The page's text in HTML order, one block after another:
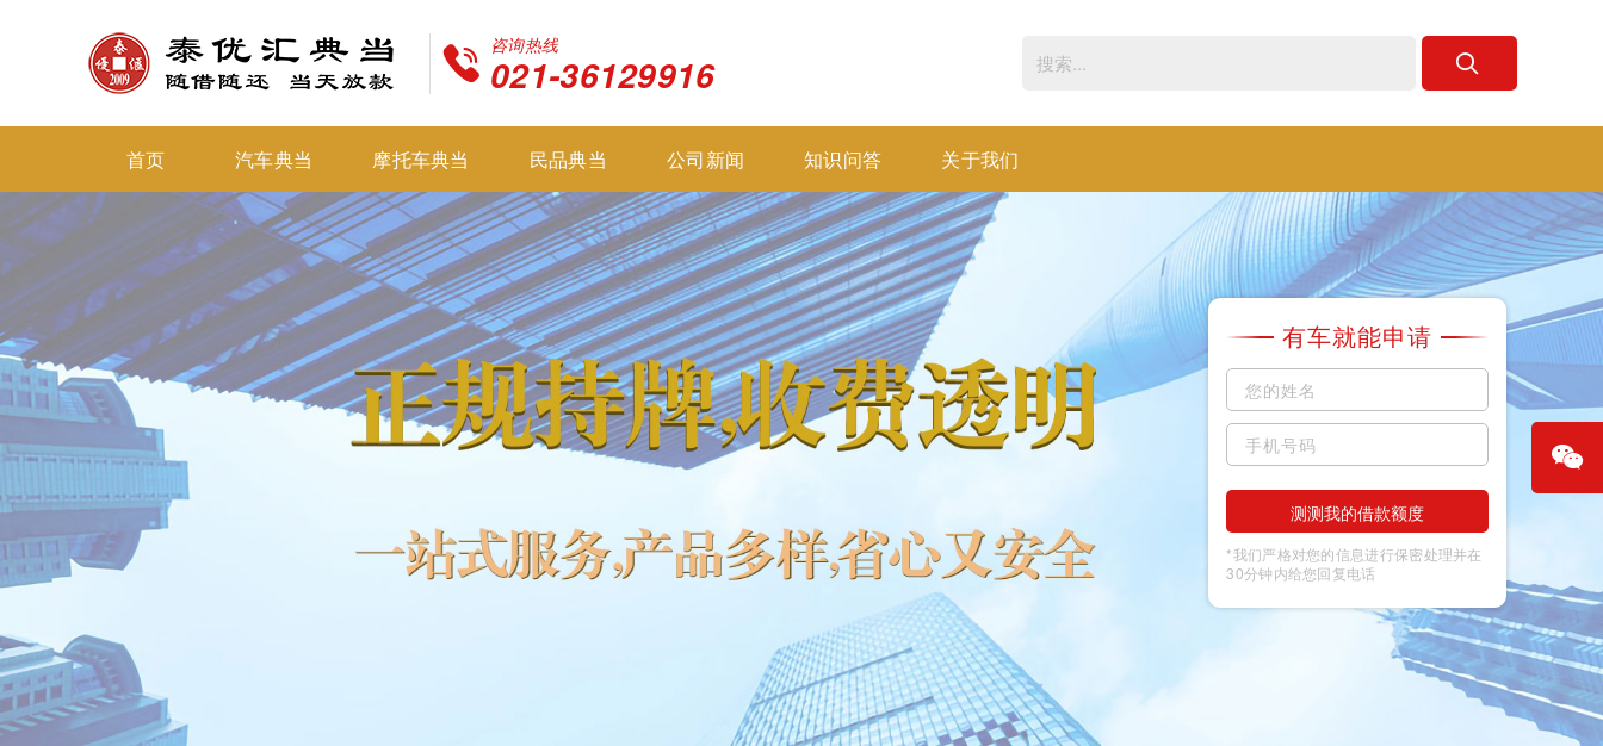
咨询热线
021-36129916
首页 汽车典当 摩托车典当 民品典当 公司新闻 知识问答 关于我们
有车就能申请
测测我的借款额度
*我们严格对您的信息进行保密处理并在
30分钟内给您回复电话